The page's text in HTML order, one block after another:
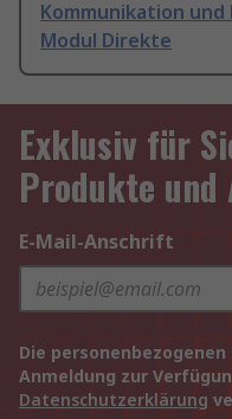
Kommunikation und
Modul Direkte
Exklusiv für
Produkte und
E-Mail-Anschrift
Die
Anmeldung zur
Datenschutzerklärung